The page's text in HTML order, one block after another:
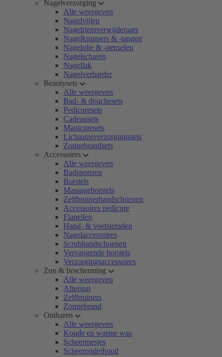
Nagelverzorging
Alle weergeven
Nagelvijlen
Nagelriemverwijderaars
Nagelknippers & -tangen
Nagelolie & -penselen
Nagelscharen
Nagellak
Nagelverharder
Beautysets
Alle weergeven
Bad- & douchesets
Pedicuresets
Cadeausets
Manicuresets
Lichaamsverzorgingssets
Zonnebrandsets
Accessoires
Alle weergeven
Badsponzen
Borstels
Massageborstels
Zelfbruinerhandschoenen
Accessoires pedicure
Flanellen
Hand- & voetsieraden
Nagelaccessoires
Scrubhandschoenen
Vervangende borstels
Verzorgingsaccessoires
Zon & bescherming
Alle weergeven
Aftersun
Zelfbruiners
Zonnebrand
Ontharen
Alle weergeven
Koude en warme was
Scheermesjes
Scheeronderhoud